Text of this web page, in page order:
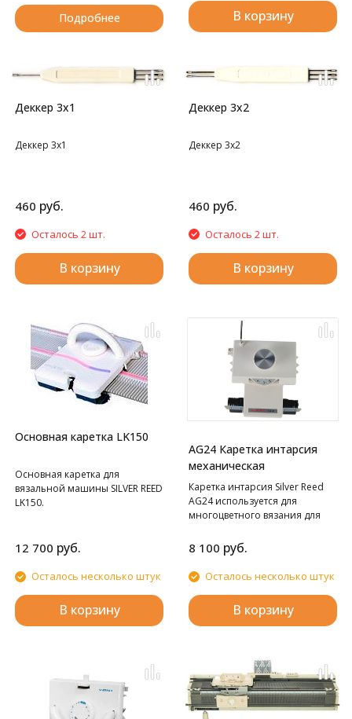
Подробнее В корзину
Деккер 3х1
Деккер 3х1
460 руб.
Осталось 2 шт.
В корзину
Деккер 3х2
Деккер 3х2
460 руб.
Осталось 2 шт.
В корзину
Основная каретка LK150
Основная каретка для
вязальной машины SILVER REED
LK150.
12 700 руб.
Осталось несколько штук
В корзину
AG24 Каретка интарсия
механическая
Каретка интарсия Silver Reed
AG24 используется для
многоцветного вязания для
8 100 руб.
Осталось несколько штук
В корзину